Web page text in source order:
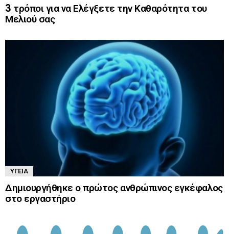
3 τρόποι για να Ελέγξετε την Καθαρότητα του
Μελιού σας
ΥΓΕΊΑ
Δημιουργήθηκε ο πρώτος ανθρώπινος εγκέφαλος
στο εργαστήριο